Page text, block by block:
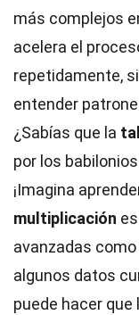
más complejos
acelera el
repetidamente,
entender
¿Sabías que la
por los
¡Imagina
multiplicación
avanzadas como
algunos datos
puede hacer